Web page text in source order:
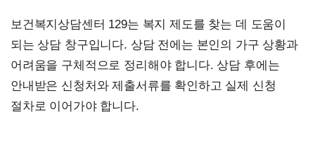
보건복지상담센터 129는 복지 제도를 찾는 데 도움이
되는 상담 창구입니다. 상담 전에는 본인의 가구 상황과
어려움을 구체적으로 정리해야 합니다. 상담 후에는
안내받은 신청처와 제출서류를 확인하고 실제 신청
절차로 이어가야 합니다.